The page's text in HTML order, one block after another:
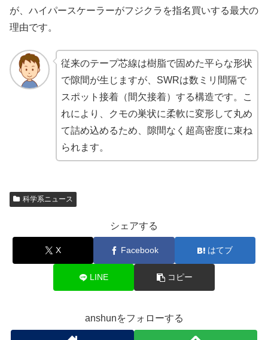
が、ハイパースケーラーがフジクラを指名買いする最大の
理由です。
従来のテープ芯線は樹脂で固めた平らな形状
で隙間が生じますが、SWRは数ミリ間隔で
スポット接着（間欠接着）する構造です。こ
れにより、クモの巣状に柔軟に変形して丸め
て詰め込めるため、隙間なく超高密度に束ね
られます。
科学系ニュース
シェアする
X Facebook はてブ
LINE コピー
anshunをフォローする